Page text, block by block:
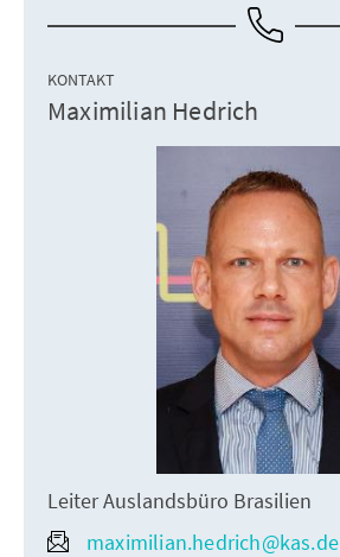
KONTAKT
Maximilian Hedrich
Leiter Auslandsbüro Brasilien
maximilian.hedrich@kas.de